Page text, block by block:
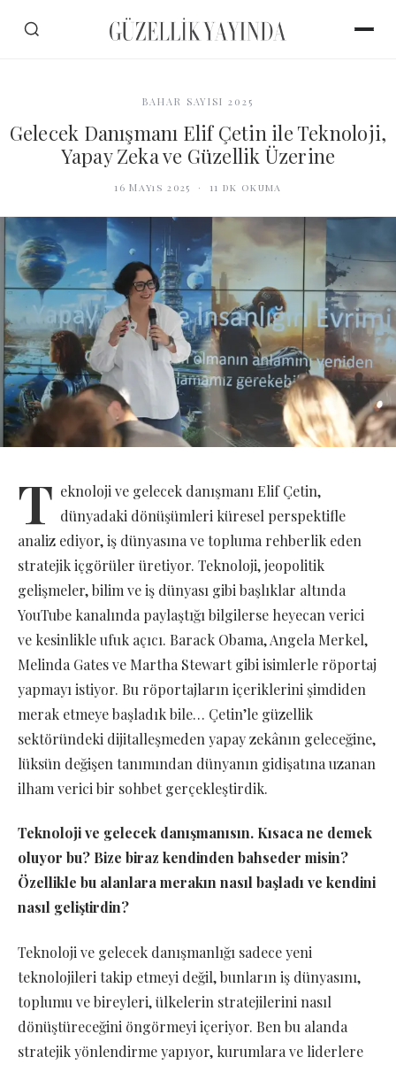
BAHAR SAYISI 2025
Gelecek Danışmanı Elif Çetin ile Teknoloji,
Yapay Zeka ve Güzellik Üzerine
16 Mayıs 2025 · 11 dk okuma
T eknoloji ve gelecek danışmanı Elif Çetin,
dünyadaki dönüşümleri küresel perspektifle
analiz ediyor, iş dünyasına ve topluma rehberlik eden
stratejik içgörüler üretiyor. Teknoloji, jeopolitik
gelişmeler, bilim ve iş dünyası gibi başlıklar altında
YouTube kanalında paylaştığı bilgilerse heyecan verici
ve kesinlikle ufuk açıcı. Barack Obama, Angela Merkel,
Melinda Gates ve Martha Stewart gibi isimlerle röportaj
yapmayı istiyor. Bu röportajların içeriklerini şimdiden
merak etmeye başladık bile… Çetin’le güzellik
sektöründeki dijitalleşmeden yapay zekânın geleceğine,
lüksün değişen tanımından dünyanın gidişatına uzanan
ilham verici bir sohbet gerçekleştirdik.
Teknoloji ve gelecek danışmanısın. Kısaca ne demek
oluyor bu? Bize biraz kendinden bahseder misin?
Özellikle bu alanlara merakın nasıl başladı ve kendini
nasıl geliştirdin?
Teknoloji ve gelecek danışmanlığı sadece yeni
teknolojileri takip etmeyi değil, bunların iş dünyasını,
toplumu ve bireyleri, ülkelerin stratejilerini nasıl
dönüştüreceğini öngörmeyi içeriyor. Ben bu alanda
stratejik yönlendirme yapıyor, kurumlara ve liderlere